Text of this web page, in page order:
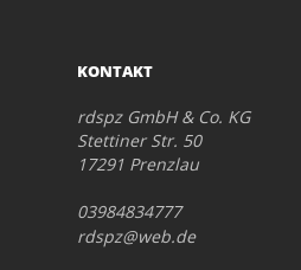
KONTAKT
rdspz GmbH & Co. KG
Stettiner Str. 50
17291 Prenzlau
03984834777
rdspz@web.de